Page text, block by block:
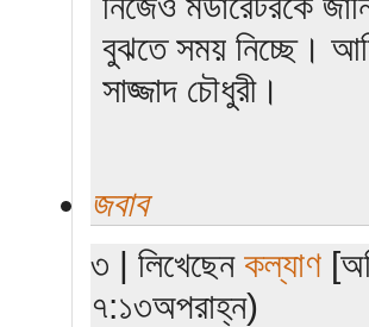
বুঝতে সময় নিচ্ছে।
সাজ্জাদ চৌধুরী।
জবাব
৩ | লিখেছেন কল্যাণ
৭:১৩অপরাহ্ন)